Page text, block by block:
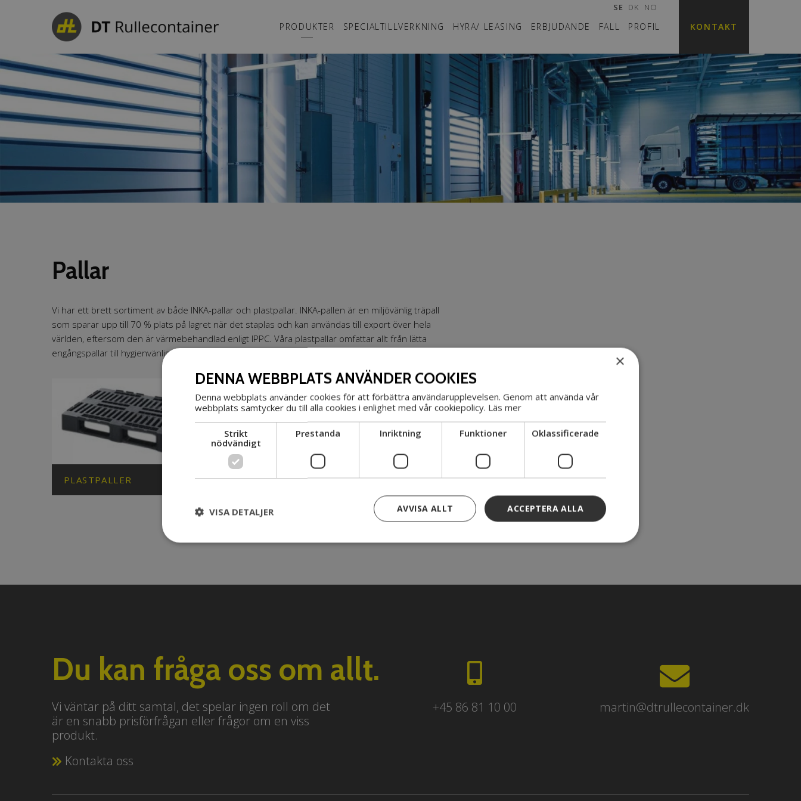
SE DK NO
PRODUKTER SPECIALTILLVERKNING HYRA/ LEASING ERBJUDANDE FALL PROFIL KONTAKT
Pallar
Vi har ett brett sortiment av både INKA-pallar och plastpallar. INKA-pallen är en miljövänlig träpall
som sparar upp till 70 % plats på lagret när det staplas och kan användas till export över hela
världen, eftersom den är värmebehandlad enligt IPPC. Våra plastpallar omfattar allt från lätta
engångspallar till hygienvänliga pallar och pallar till pallhyllor.
PLASTPALLER INKAPALLER
Du kan fråga oss om allt.
Vi väntar på ditt samtal, det spelar ingen roll om det
är en snabb prisförfrågan eller frågor om en viss
produkt.
Kontakta oss
+45 86 81 10 00 martin@dtrullecontainer.dk
×
DENNA WEBBPLATS ANVÄNDER COOKIES
Denna webbplats använder cookies för att förbättra användarupplevelsen. Genom att använda vår
webbplats samtycker du till alla cookies i enlighet med vår cookiepolicy. Läs mer
Strikt
nödvändigt
Prestanda Inriktning Funktioner Oklassificerade
ACCEPTERA ALLA
AVVISA ALLT
VISA DETALJER